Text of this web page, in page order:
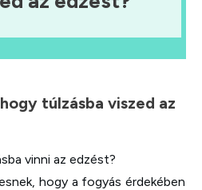
túlzásba viszed az
vinni az edzést?
hogy a fogyás érdekében